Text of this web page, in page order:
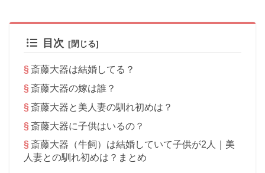
目次
斎藤大器は結婚してる？
斎藤大器の嫁は誰？
斎藤大器と美人妻の馴れ初めは？
斎藤大器に子供はいるの？
斎藤大器（牛飼）は結婚していて子供が2人｜美
人妻との馴れ初めは？まとめ